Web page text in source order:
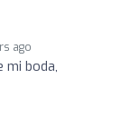
ago
boda,